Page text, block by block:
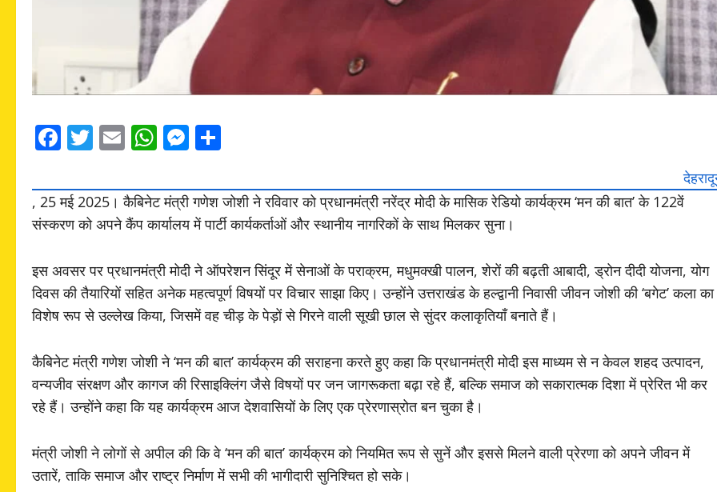
Facebook
Twitter
EmailWhatsApp
Messenger
, 25 मई 2025। कैबिनेट मंत्री गणेश जोशी ने रविवार को प्रधानमंत्री नरेंद्र मोदी के मासिक रेडियो कार्यक्रम ‘मन की बात’ के 122वें
संस्करण को अपने कैंप कार्यालय में पार्टी कार्यकर्ताओं और स्थानीय नागरिकों के साथ मिलकर सुना।
इस अवसर पर प्रधानमंत्री मोदी ने ऑपरेशन सिंदूर में सेनाओं के पराक्रम, मधुमक्खी पालन, शेरों की बढ़ती आबादी, ड्रोन दीदी योजना, योग
दिवस की तैयारियों सहित अनेक महत्वपूर्ण विषयों पर विचार साझा किए। उन्होंने उत्तराखंड के हल्द्वानी निवासी जीवन जोशी की ‘बगेट’ कला का
विशेष रूप से उल्लेख किया, जिसमें वह चीड़ के पेड़ों से गिरने वाली सूखी छाल से सुंदर कलाकृतियाँ बनाते हैं।
कैबिनेट मंत्री गणेश जोशी ने ‘मन की बात’ कार्यक्रम की सराहना करते हुए कहा कि प्रधानमंत्री मोदी इस माध्यम से न केवल शहद उत्पादन,
वन्यजीव संरक्षण और कागज की रिसाइक्लिंग जैसे विषयों पर जन जागरूकता बढ़ा रहे हैं, बल्कि समाज को सकारात्मक दिशा में प्रेरित भी कर
रहे हैं। उन्होंने कहा कि यह कार्यक्रम आज देशवासियों के लिए एक प्रेरणास्रोत बन चुका है।
मंत्री जोशी ने लोगों से अपील की कि वे ‘मन की बात’ कार्यक्रम को नियमित रूप से सुनें और इससे मिलने वाली प्रेरणा को अपने जीवन में
उतारें, ताकि समाज और राष्ट्र निर्माण में सभी की भागीदारी सुनिश्चित हो सके।